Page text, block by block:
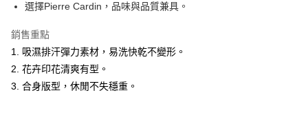
全家取貨付款
每筆NT$60，滿NT$1,200(含以上)免運費
付款後全家取貨
選擇Pierre Cardin，品味與品質兼具。
銷售重點
1. 吸濕排汗彈力素材，易洗快乾不變形。
2. 花卉印花清爽有型。
3. 合身版型，休閒不失穩重。